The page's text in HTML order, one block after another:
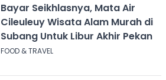
Bayar Seikhlasnya, Mata Air
Cileuleuy Wisata Alam Murah di
Subang Untuk Libur Akhir Pekan
FOOD & TRAVEL